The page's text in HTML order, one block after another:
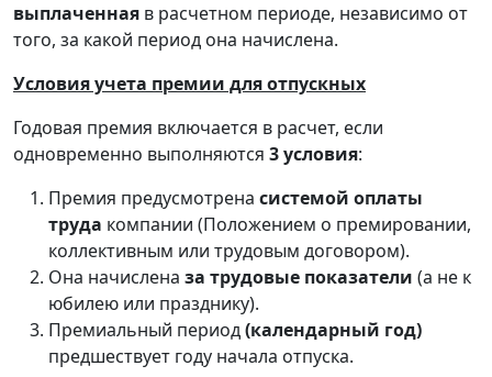
выплаченная в расчетном периоде, независимо от
того, за какой период она начислена.
Условия учета премии для отпускных
Годовая премия включается в расчет, если
одновременно выполняются 3 условия:
Премия предусмотрена системой оплаты
труда компании (Положением о премировании,
коллективным или трудовым договором).
Она начислена за трудовые показатели (а не к
юбилею или празднику).
Премиальный период(календарный год)
предшествует году начала отпуска.